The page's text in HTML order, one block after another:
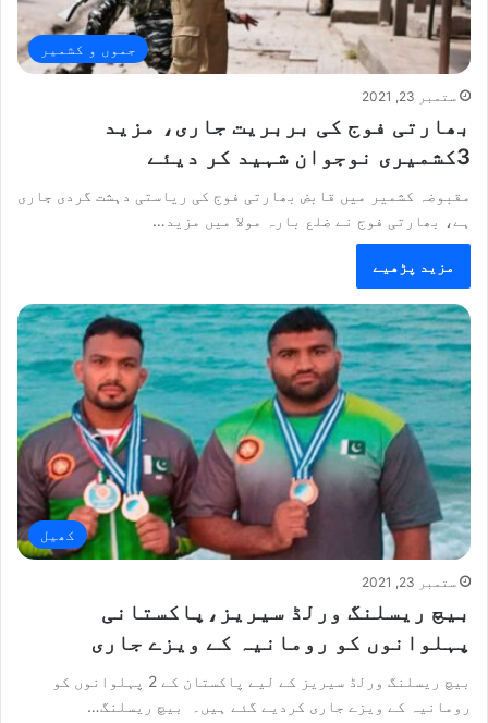
جموں و کشمیر
ستمبر 23, 2021
بھارتی فوج کی بربریت جاری، مزید
3کشمیری نوجوان شہید کر دیئے
مقبوضہ کشمیر میں قابض بھارتی فوج کی ریاستی دہشت گردی جاری
ہے، بھارتی فوج نے ضلع بارہ مولا میں مزید…
مزید پڑھیے
کھیل
ستمبر 23, 2021
بیچ ریسلنگ ورلڈ سیریز،پاکستانی
پہلوانوں کو رومانیہ کے ویزے جاری
بیچ ریسلنگ ورلڈ سیریز کے لیے پاکستان کے 2 پہلوانوں کو
رومانیہ کے ویزے جاری کردیے گئے ہیں۔ بیچ ریسلنگ…